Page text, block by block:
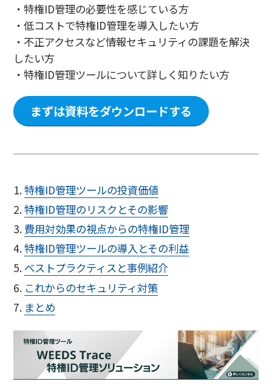
・特権ID管理の必要性を感じている方
・低コストで特権ID管理を導入したい方
・不正アクセスなど情報セキュリティの課題を解決
したい方
・特権ID管理ツールについて詳しく知りたい方
まずは資料をダウンロードする
特権ID管理ツールの投資価値
特権ID管理のリスクとその影響
費用対効果の視点からの特権ID管理
特権ID管理ツールの導入とその利益
ベストプラクティスと事例紹介
これからのセキュリティ対策
まとめ